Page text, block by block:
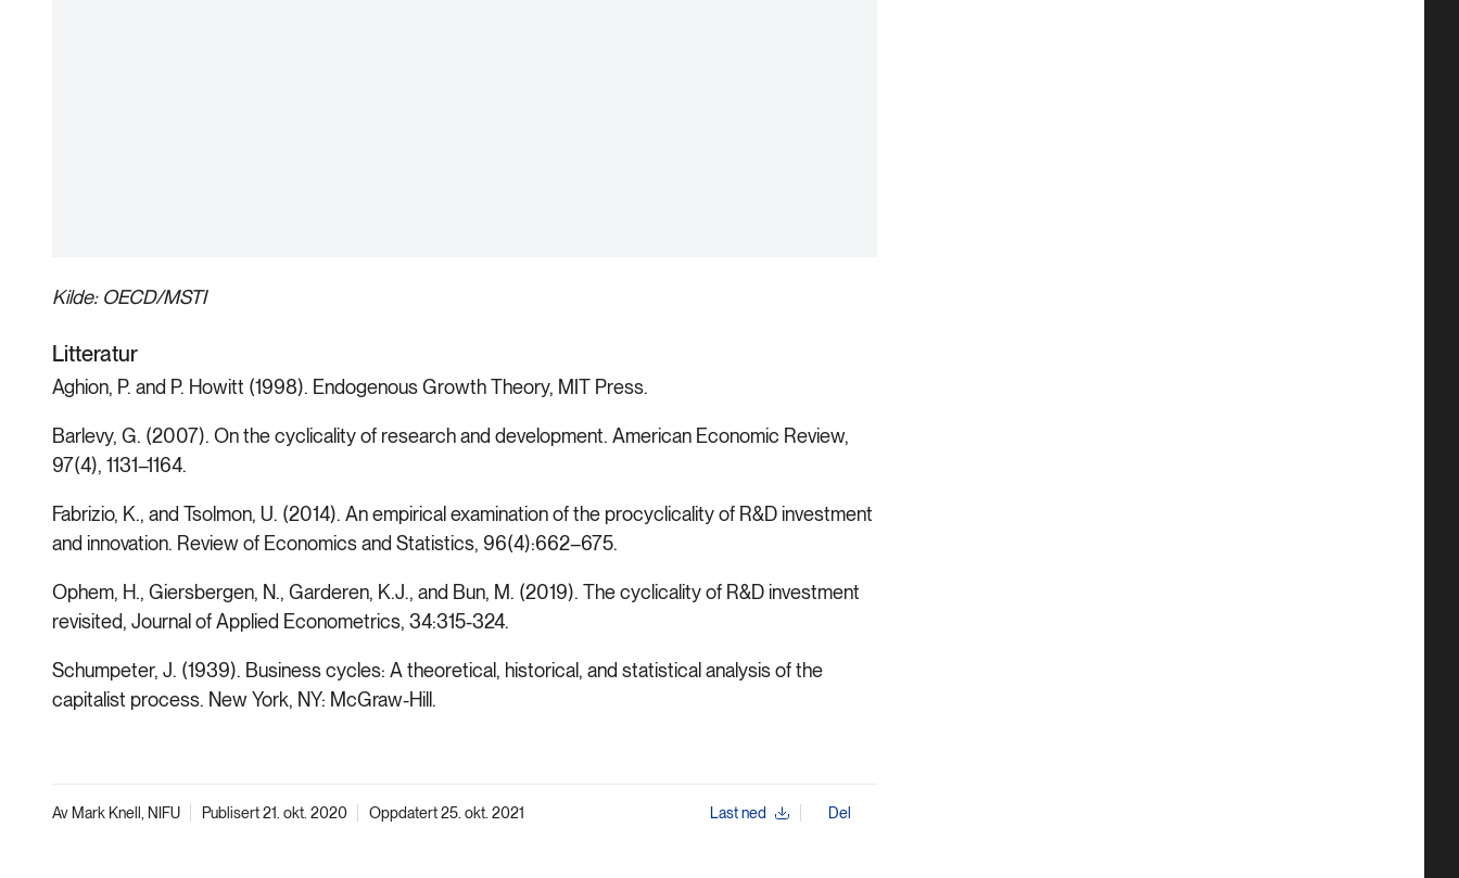
Kilde: OECD/MSTI
Litteratur
Aghion, P. and P. Howitt (1998). Endogenous Growth Theory, MIT Press.
Barlevy, G. (2007). On the cyclicality of research and development. American Economic Review,
97(4), 1131–1164.
Fabrizio, K., and Tsolmon, U. (2014). An empirical examination of the procyclicality of R&D investment
and innovation. Review of Economics and Statistics, 96(4):662–675.
Ophem, H., Giersbergen, N., Garderen, K.J., and Bun, M. (2019). The cyclicality of R&D investment
revisited, Journal of Applied Econometrics, 34:315-324.
Schumpeter, J. (1939). Business cycles: A theoretical, historical, and statistical analysis of the
capitalist process. New York, NY: McGraw-Hill.
Av Mark Knell, NIFU Publisert 21. okt. 2020 Oppdatert 25. okt. 2021 Last ned Del